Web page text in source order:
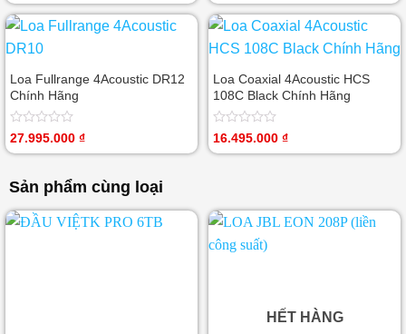
hạng
0
sao
hạng
0
sao
Loa Fullrange 4Acoustic DR12
Chính Hãng
Được
5
27.995.000 ₫
Loa Coaxial 4Acoustic HCS
108C Black Chính Hãng
Được
16.495.000 ₫
Sản phẩm cùng loại
HẾT HÀNG